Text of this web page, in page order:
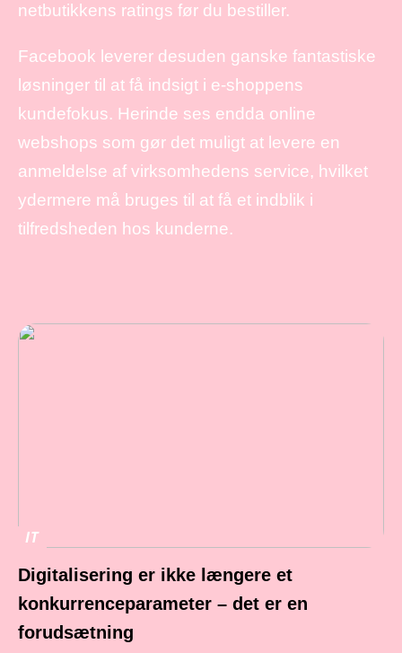
netbutikkens ratings før du bestiller.
Facebook leverer desuden ganske fantastiske
løsninger til at få indsigt i e-shoppens
kundefokus. Herinde ses endda online
webshops som gør det muligt at levere en
anmeldelse af virksomhedens service, hvilket
ydermere må bruges til at få et indblik i
tilfredsheden hos kunderne.
IT
Digitalisering er ikke længere et
konkurrenceparameter – det er en
forudsætning